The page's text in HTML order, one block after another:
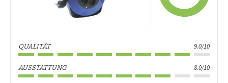
QUALITÄT 9.0/10
AUSSTATTUNG 8.0/10